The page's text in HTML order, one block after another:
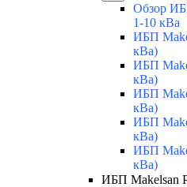
Обзор
1-10 кВа
ИБП
кВа)
ИБП
кВа)
ИБП
кВа)
ИБП
кВа)
ИБП
кВа)
ИБП Makelsan